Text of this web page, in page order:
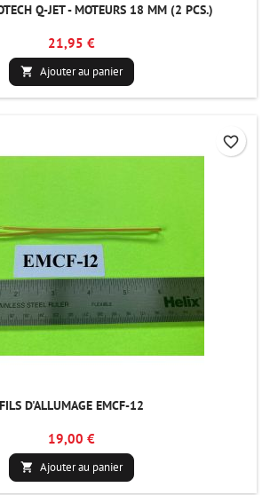
Q-JET - MOTEURS 18 MM (2 PCS.)
21,95 €
 Ajouter au panier
FILS D'ALLUMAGE EMCF-12
19,00 €
 Ajouter au panier
favorite_border